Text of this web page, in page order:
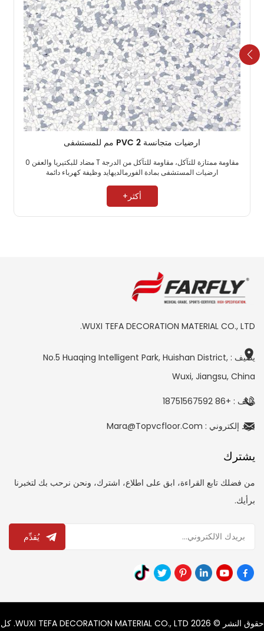
ارضيات متجانسة PVC 2 مم للمستشفى
مقاومة ممتازة للتآكل، مقاومة للتآكل من الدرجة T مضاد للبكتيريا والعفن 0
ارضيات المستشفى بمادة الفورمالديهايد وظيفة كهرباء دائمة ​
أكثر+
WUXI TEFA DECORATION MATERIAL CO., LTD.
يضيف : No.5 Huaqing Intelligent Park, Huishan District,
Wuxi, Jiangsu, China
هاتف : +86 18751567592
بريد إلكتروني : Mara@topvcfloor.com
يشترك
من فضلك تابع القراءة، ابق على اطلاع، اشترك، ونحن نرحب بك لتخبرنا
برأيك.
يُقدِّم
حقوق النشر © 2026 WUXI TEFA DECORATION MATERIAL CO., LTD. كل